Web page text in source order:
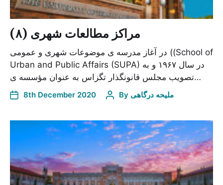
مراکز مطالعات شهری (۸)
در آغاز مدرسه ی موضوعات شهری و عمومی ((School of
Urban and Public Affairs (SUPA) در سال ۱۹۶۷ و به
تصویب مجلس قانونگذار تگزاس به عنوان مؤسسه ی…
8th December 2020 By ملیحه درگاهی